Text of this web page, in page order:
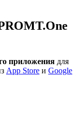
приложения для
App Store и Google